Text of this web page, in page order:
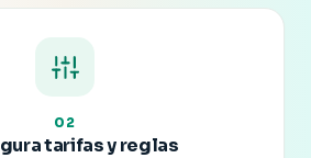
02
tarifas y reglas